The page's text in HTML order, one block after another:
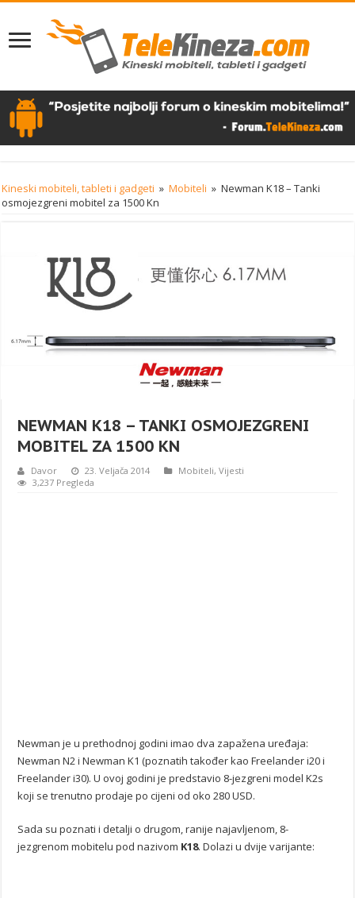
Kineski mobiteli, tableti i gadgeti » Mobiteli » Newman K18 – Tanki
osmojezgreni mobitel za 1500 Kn
NEWMAN K18 – TANKI OSMOJEZGRENI
MOBITEL ZA 1500 KN
Davor 23. Veljača 2014 Mobiteli,Vijesti
3,237 Pregleda
Newman je u prethodnoj godini imao dva zapažena uređaja:
Newman N2 i Newman K1 (poznatih također kao Freelander i20 i
Freelander i30). U ovoj godini je predstavio 8-jezgreni model K2s
koji se trenutno prodaje po cijeni od oko 280 USD.
Sada su poznati i detalji o drugom, ranije najavljenom, 8-
jezgrenom mobitelu pod nazivom K18. Dolazi u dvije varijante: